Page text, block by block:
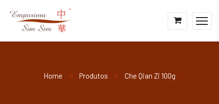
Home Produtos Che Qian Zi 100g